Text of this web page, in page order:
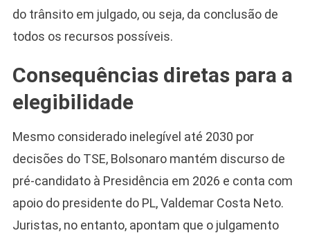
do trânsito em julgado, ou seja, da conclusão de
todos os recursos possíveis.
Consequências diretas para a
elegibilidade
Mesmo considerado inelegível até 2030 por
decisões do TSE, Bolsonaro mantém discurso de
pré-candidato à Presidência em 2026 e conta com
apoio do presidente do PL, Valdemar Costa Neto.
Juristas, no entanto, apontam que o julgamento